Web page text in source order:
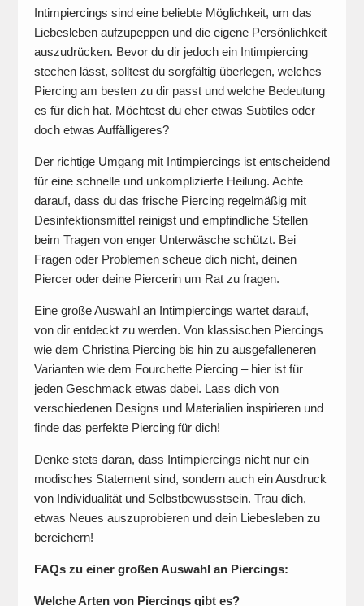
Intimpiercings sind eine beliebte Möglichkeit, um das
Liebesleben aufzupeppen und die eigene Persönlichkeit
auszudrücken. Bevor du dir jedoch ein Intimpiercing
stechen lässt, solltest du sorgfältig überlegen, welches
Piercing am besten zu dir passt und welche Bedeutung
es für dich hat. Möchtest du eher etwas Subtiles oder
doch etwas Auffälligeres?
Der richtige Umgang mit Intimpiercings ist entscheidend
für eine schnelle und unkomplizierte Heilung. Achte
darauf, dass du das frische Piercing regelmäßig mit
Desinfektionsmittel reinigst und empfindliche Stellen
beim Tragen von enger Unterwäsche schützt. Bei
Fragen oder Problemen scheue dich nicht, deinen
Piercer oder deine Piercerin um Rat zu fragen.
Eine große Auswahl an Intimpiercings wartet darauf,
von dir entdeckt zu werden. Von klassischen Piercings
wie dem Christina Piercing bis hin zu ausgefalleneren
Varianten wie dem Fourchette Piercing – hier ist für
jeden Geschmack etwas dabei. Lass dich von
verschiedenen Designs und Materialien inspirieren und
finde das perfekte Piercing für dich!
Denke stets daran, dass Intimpiercings nicht nur ein
modisches Statement sind, sondern auch ein Ausdruck
von Individualität und Selbstbewusstsein. Trau dich,
etwas Neues auszuprobieren und dein Liebesleben zu
bereichern!
FAQs zu einer großen Auswahl an Piercings:
Welche Arten von Piercings gibt es?